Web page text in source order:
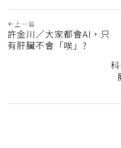
上一篇
許金川／大家都會AI，只
有肝臟不會「唉」?